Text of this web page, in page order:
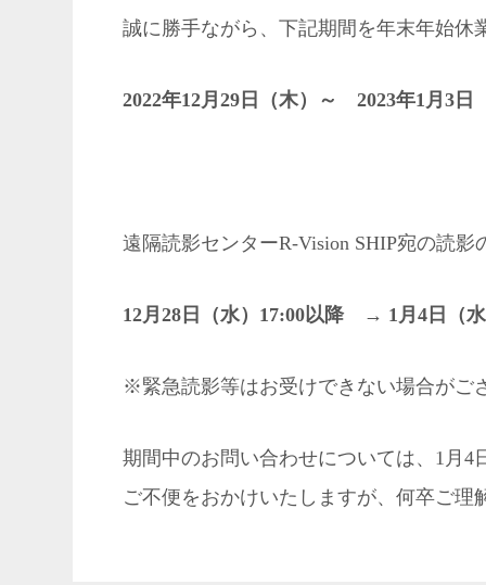
誠に勝手ながら、下記期間を年末年始休
2022年12月29日（木）～ 2023年1月3日
遠隔読影センターR-Vision SHIP宛の読
12月28日（水）17:00以降 → 1月4日（
※緊急読影等はお受けできない場合がご
期間中のお問い合わせについては、1月4
ご不便をおかけいたしますが、何卒ご理